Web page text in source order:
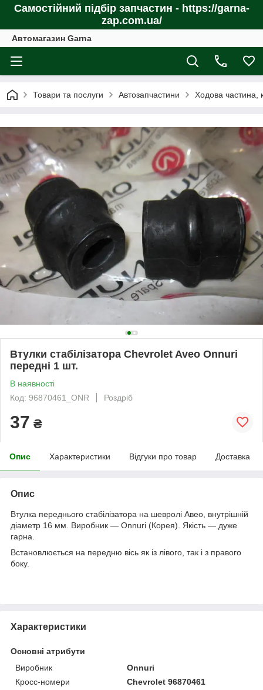
Самостійний підбір запчастин - https://garna-
zap.com.ua/
Автомагазин Garna
Товари та послуги Автозапчастини Ходова частина,
Втулки стабілізатора Chevrolet Aveo Onnuri
передні 1 шт.
В наявності
Код: 96870461_ONR
Роздріб
37 ₴
Опис Характеристики Відгуки про товар Доставка
Опис
Втулка переднього стабілізатора на шевролі Авео, внутрішній
діаметр 16 мм. Виробник — Onnuri (Корея). Якість — дуже
гарна.
Встановлюється на передню вісь як із лівого, так і з правого
боку.
Характеристики
Основні атрибути
Виробник
Onnuri
Кросс-номери
Chevrolet 96870461